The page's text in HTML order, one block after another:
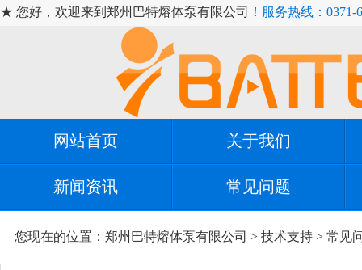
★ 您好，欢迎来到郑州巴特熔体泵有限公司！ 服务热线：0371-
网站首页 关于我们
新闻资讯 常见问题
您现在的位置： 郑州巴特熔体泵有限公司 > 技术支持 > 常见